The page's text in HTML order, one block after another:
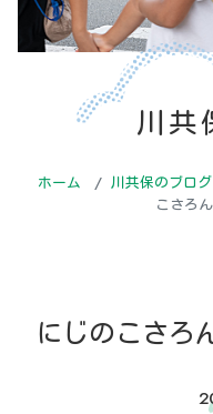
川共
ホーム 川共保のブログ
こさろ
にじのこさろ